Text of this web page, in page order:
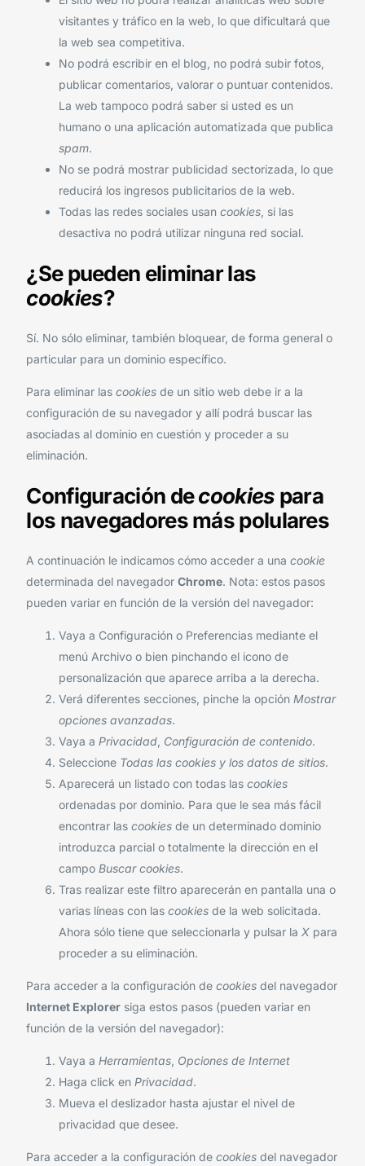
visitantes y tráfico en la web, lo que dificultará que
la web sea competitiva.
No podrá escribir en el blog, no podrá subir fotos,
publicar comentarios, valorar o puntuar contenidos.
La web tampoco podrá saber si usted es un
humano o una aplicación automatizada que publica
spam.
No se podrá mostrar publicidad sectorizada, lo que
reducirá los ingresos publicitarios de la web.
Todas las redes sociales usancookies , si las
desactiva no podrá utilizar ninguna red social.
¿Se pueden eliminar las
cookies?
Sí. No sólo eliminar, también bloquear, de forma general o
particular para un dominio específico.
Para eliminar lascookies de un sitio web debe ir a la
configuración de su navegador y allí podrá buscar las
asociadas al dominio en cuestión y proceder a su
eliminación.
Configuración decookies para
los navegadores más polulares
A continuación le indicamos cómo acceder a unacookie
determinada del navegadorChrome. Nota: estos pasos
pueden variar en función de la versión del navegador:
Vaya a Configuración o Preferencias mediante el
menú Archivo o bien pinchando el icono de
personalización que aparece arriba a la derecha.
Verá diferentes secciones, pinche la opción Mostrar
opciones avanzadas.
Vaya a Privacidad Configuración de contenido.
Seleccione Todas lascookies y los datos de sitios.
Aparecerá un listado con todas lascookies
ordenadas por dominio. Para que le sea más fácil
encontrar lascookies de un determinado dominio
introduzca parcial o totalmente la dirección en el
campo Buscar cookies.
Tras realizar este filtro aparecerán en pantalla una o
varias líneas con lascookies de la web solicitada.
Ahora sólo tiene que seleccionarla y pulsar la X para
proceder a su eliminación.
Para acceder a la configuración decookies del navegador
Internet Explorer siga estos pasos (pueden variar en
función de la versión del navegador):
Vaya a Herramientas Opciones de Internet
Haga click en Privacidad.
Mueva el deslizador hasta ajustar el nivel de
privacidad que desee.
Para acceder a la configuración decookies del navegador